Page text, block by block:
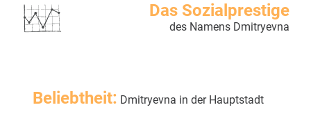
Das Sozialprestige
des Namens Dmitryevna
Beliebtheit: Dmitryevna in der Hauptstadt